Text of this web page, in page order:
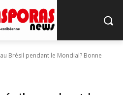
Brésil pendant le Mondial? Bonne